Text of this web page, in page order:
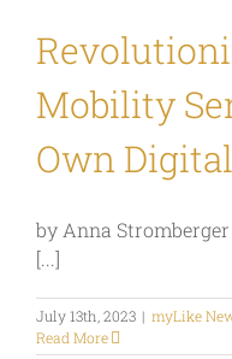
Mobility
Own
by Anna Stromberger
[...]
July 13th, 2023 | myLike
Read More